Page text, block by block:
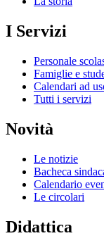
I Servizi
Personale
Famiglie e
Calendari ad
Tutti i servizi
Novità
Le notizie
Bacheca
Calendario
Le circolari
Didattica